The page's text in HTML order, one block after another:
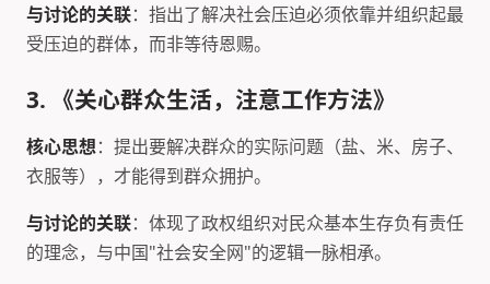
与讨论的关联：指出了解决社会压迫必须依靠并组织起最
受压迫的群体，而非等待恩赐。
3. 《关心群众生活，注意工作方法》
核心思想：提出要解决群众的实际问题（盐、米、房子、
衣服等），才能得到群众拥护。
与讨论的关联：体现了政权组织对民众基本生存负有责任
的理念，与中国"社会安全网"的逻辑一脉相承。